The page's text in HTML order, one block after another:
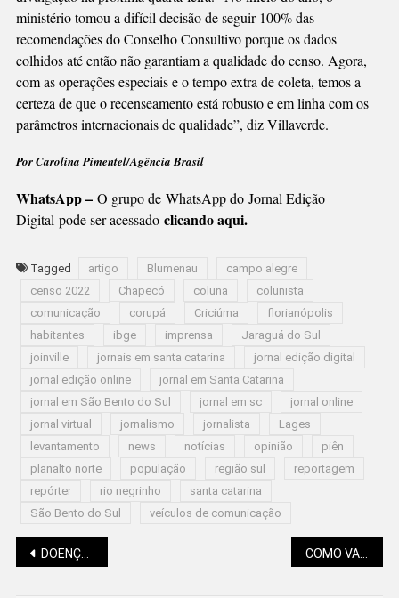
ministério tomou a difícil decisão de seguir 100% das
recomendações do Conselho Consultivo porque os dados
colhidos até então não garantiam a qualidade do censo. Agora,
com as operações especiais e o tempo extra de coleta, temos a
certeza de que o recenseamento está robusto e em linha com os
parâmetros internacionais de qualidade”, diz Villaverde.
Por Carolina Pimentel/Agência Brasil
WhatsApp – O grupo de WhatsApp do Jornal Edição
Digital pode ser acessado clicando aqui.
Tagged artigo Blumenau
campo alegre
censo 2022
Chapecó coluna
colunista
comunicação
corupá Criciúma
florianópolis
habitantes
ibge imprensa
Jaraguá do Sul
joinville
jornais em santa catarina
jornal edição digital
jornal edição online
jornal em Santa Catarina
jornal em São Bento do Sul
jornal em sc
jornal online
jornal virtual
jornalismo jornalista
Lages
levantamento
news notícias opinião
piên
planalto norte
população região sul
reportagem
repórter
rio negrinho
santa catarina
São Bento do Sul
veículos de comunicação
Navegação
DOENÇAS RESPIRATÓRIAS: PREVENÇÃO É MAIS IMPORTANTE AINDA NO INVERNO